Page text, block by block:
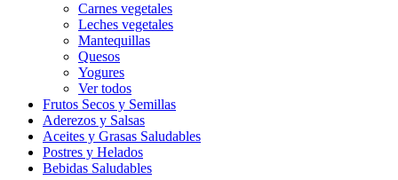
Carnes vegetales
Leches vegetales
Mantequillas
Quesos
Yogures
Ver todos
Frutos Secos y Semillas
Aderezos y Salsas
Aceites y Grasas Saludables
Postres y Helados
Bebidas Saludables